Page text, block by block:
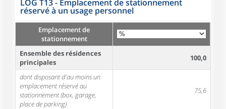
LOG T13 - Emplacement de stationnement
réservé à un usage personnel
Emplacement de
stationnement
Ensemble des résidences
principales
100,0
dont disposant d'au moins un
emplacement réservé au
stationnement (box, garage,
place de parking)
75,6